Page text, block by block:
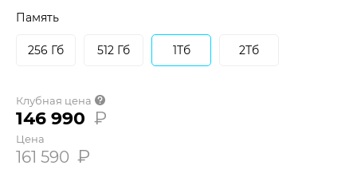
Память
256 Гб 512 Гб 1Тб 2Тб
Клубная цена
наличными в магазине или при доставке.
Подробнее о клубной цене
146 990 ₽
Цена
161 590 ₽